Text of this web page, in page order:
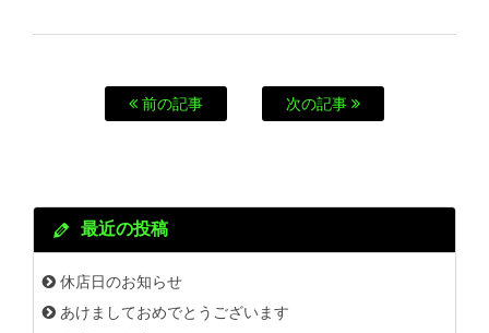
前の記事 次の記事
最近の投稿
休店日のお知らせ
あけましておめでとうございます